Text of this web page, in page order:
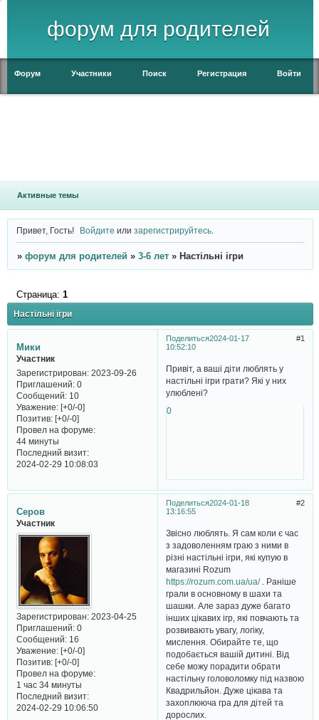
форум для родителей
Форум Участники Поиск Регистрация Войти
Активные темы
Привет, Гость! Войдите илизарегистрируйтесь
» форум для родителей » 3-6 лет » Настільні ігри
Настільні ігри
Страница: 1
Поделиться 1
2024-01-17
10:52:10
Мики
Участник
Зарегистрирован: 2023-09-26
Приглашений:0
Сообщений:10
Уважение: [+0/-0]
Позитив: [+0/-0]
Провел на форуме:
44 минуты
Последний визит:
2024-02-29 10:08:03
Привіт, а ваші діти люблять у
настільні ігри грати? Які у них
улюблені?
0
Поделиться 2
2024-01-18
13:16:55
Серов
Участник
Зарегистрирован: 2023-04-25
Приглашений:0
Сообщений:16
Уважение: [+0/-0]
Позитив: [+0/-0]
Провел на форуме:
1 час 34 минуты
Последний визит:
2024-02-29 10:06:50
Звісно люблять. Я сам коли є час
з задоволенням граю з ними в
різні настільні ігри, які купую в
магазині Rozum
https://rozum.com.ua/ua/. Раніше
грали в основному в шахи та
шашки. Але зараз дуже багато
інших цікавих ігр, які повчають та
розвивають увагу, логіку,
мислення. Обирайте те, що
подобається вашій дитині. Від
себе можу порадити обрати
настільну головоломку під назвою
Квадрильйон. Дуже цікава та
захоплююча гра для дітей та
дорослих.